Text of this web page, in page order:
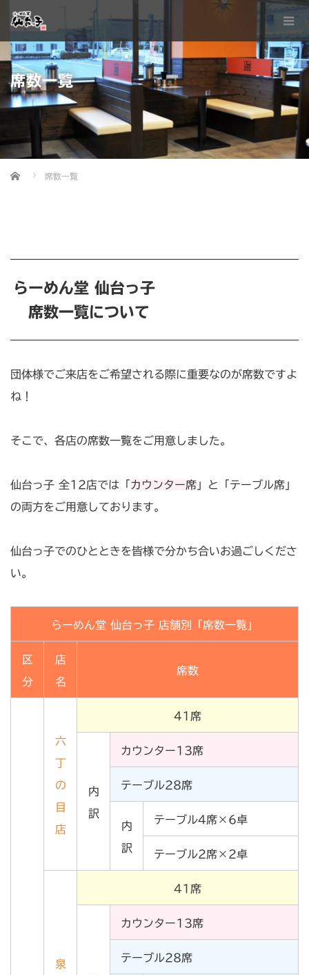
席数一覧
Home 席数一覧
らーめん堂 仙台っ子
席数一覧について
団体様でご来店をご希望される際に重要なのが席数ですよ
ね！
そこで、各店の席数一覧をご用意しました。
仙台っ子 全12店では「 カウンター席 」と「テーブル席」
の両方をご用意しております。
仙台っ子でのひとときを皆様で分かち合いお過ごしくださ
い。
らーめん堂 仙台っ子 店舗別「席数一覧」
区
分
店
名
席数
六
丁
の
目
店
41席
内
訳
カウンター13席
テーブル28席
内
訳
テーブル4席×6卓
テーブル2席×2卓
泉
41席
カウンター13席
テーブル28席